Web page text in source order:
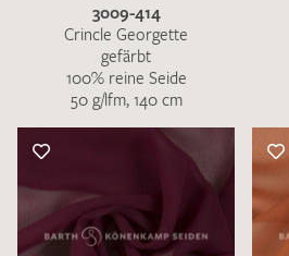
3009-414
Crincle Georgette
gefärbt
100% reine Seide
50 g/lfm, 140 cm